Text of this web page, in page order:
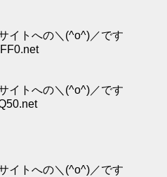
イトへの＼(^o^)／です
イトへの＼(^o^)／です
イトへの＼(^o^)／です